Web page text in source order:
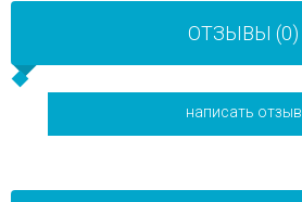
ОТЗЫВЫ (0)
написать отзыв